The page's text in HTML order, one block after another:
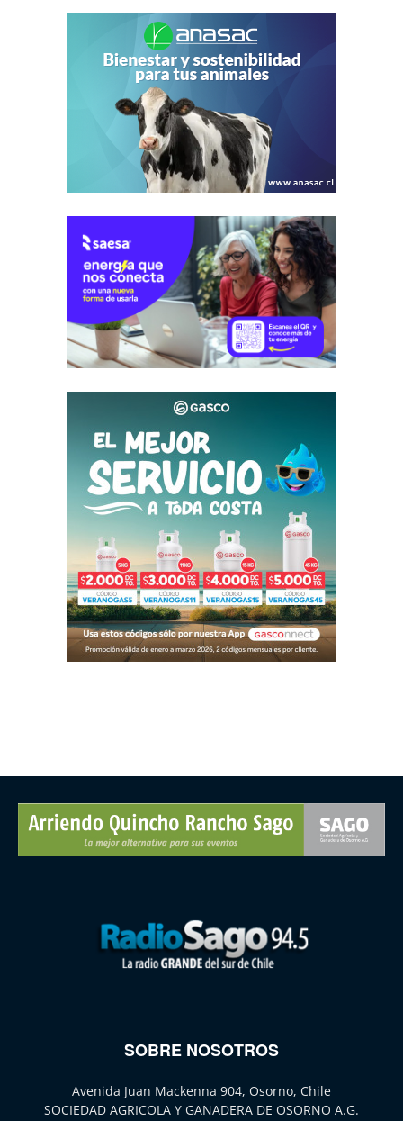
SOBRE NOSOTROS
Avenida Juan Mackenna 904, Osorno, Chile
SOCIEDAD AGRICOLA Y GANADERA DE OSORNO A.G.